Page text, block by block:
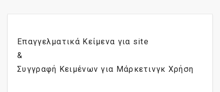
Επαγγελματικά Κείμενα για site
&
Συγγραφή Κειμένων για Μάρκετινγκ Χρήση